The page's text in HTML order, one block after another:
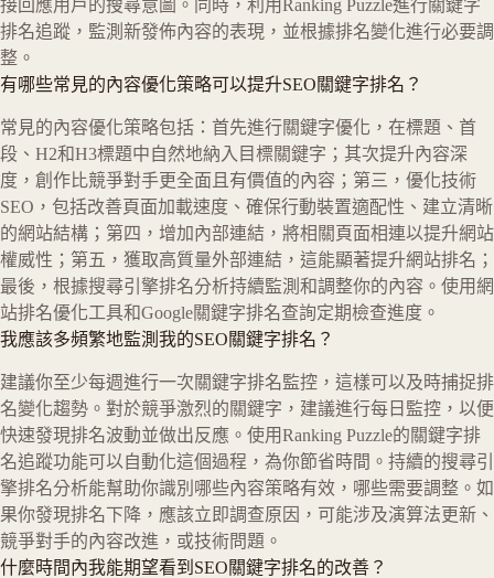
接回應用戶的搜尋意圖。同時，利用Ranking Puzzle進行關鍵字
排名追蹤，監測新發佈內容的表現，並根據排名變化進行必要調
整。
有哪些常見的內容優化策略可以提升SEO關鍵字排名？
常見的內容優化策略包括：首先進行關鍵字優化，在標題、首
段、H2和H3標題中自然地納入目標關鍵字；其次提升內容深
度，創作比競爭對手更全面且有價值的內容；第三，優化技術
SEO，包括改善頁面加載速度、確保行動裝置適配性、建立清晰
的網站結構；第四，增加內部連結，將相關頁面相連以提升網站
權威性；第五，獲取高質量外部連結，這能顯著提升網站排名；
最後，根據搜尋引擎排名分析持續監測和調整你的內容。使用網
站排名優化工具和Google關鍵字排名查詢定期檢查進度。
我應該多頻繁地監測我的SEO關鍵字排名？
建議你至少每週進行一次關鍵字排名監控，這樣可以及時捕捉排
名變化趨勢。對於競爭激烈的關鍵字，建議進行每日監控，以便
快速發現排名波動並做出反應。使用Ranking Puzzle的關鍵字排
名追蹤功能可以自動化這個過程，為你節省時間。持續的搜尋引
擎排名分析能幫助你識別哪些內容策略有效，哪些需要調整。如
果你發現排名下降，應該立即調查原因，可能涉及演算法更新、
競爭對手的內容改進，或技術問題。
什麼時間內我能期望看到SEO關鍵字排名的改善？